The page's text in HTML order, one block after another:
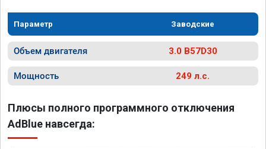
Параметр Заводские
Объем двигателя 3.0 B57D30
Мощность 249 л.с.
Плюсы полного программного отключения
AdBlue навсегда: